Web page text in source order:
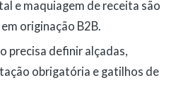
e maquiagem de receita são
originação B2B.
precisa definir alçadas,
obrigatória e gatilhos de